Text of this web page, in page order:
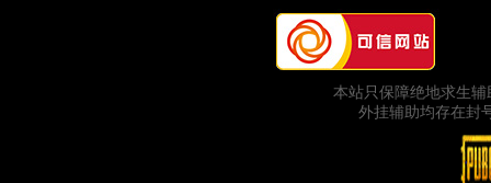
本站只保障绝地求生
外挂辅助均存在封